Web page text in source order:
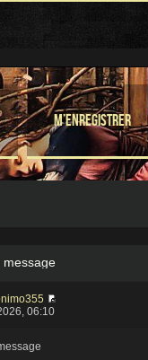
M’enregistrer
message
06:10